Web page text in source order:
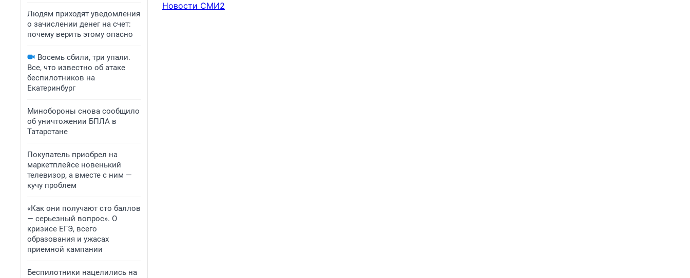
Людям приходят уведомления
о зачислении денег на счет:
почему верить этому опасно
Восемь сбили, три упали.
Все, что известно об атаке
беспилотников на
Екатеринбург
Минобороны снова сообщило
об уничтожении БПЛА в
Татарстане
Покупатель приобрел на
маркетплейсе новенький
телевизор, а вместе с ним —
кучу проблем
«Как они получают сто баллов
— серьезный вопрос». О
кризисе ЕГЭ, всего
образования и ужасах
приемной кампании
Беспилотники нацелились на
Новости СМИ2